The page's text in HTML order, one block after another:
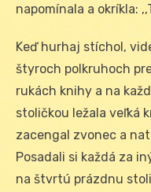
napomínala a okríkla:
Keď hurhaj stíchol,
štyroch polkruhoch
rukách knihy a na
stoličkou ležala veľká
zacengal zvonec a
Posadali si každá za
na štvrtú prázdnu